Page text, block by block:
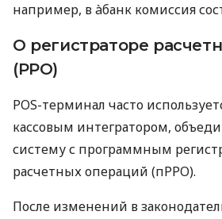
например, в àбанк комиссия
О регистраторе
(РРО)
POS-терминал часто
кассовым интегратором,
систему с программным
расчетных операций (пРРО).
После изменений в